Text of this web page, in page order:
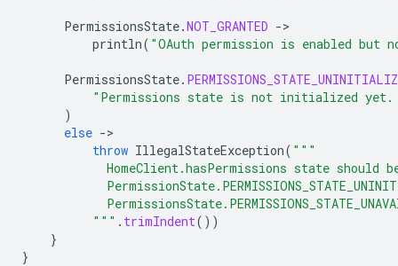
PermissionsState.NOT_GRANTED -
println( "OAuth permission is enabled but
PermissionsState.
"Permissions state is not initialized yet.
)
else -
throw IllegalStateException( """
HomeClient.hasPermissions state should
          """
. trimIndent())
}
}